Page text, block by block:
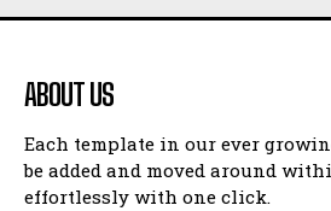
ABOUT US
Each template in our ever
be added and moved around
effortlessly with one click.